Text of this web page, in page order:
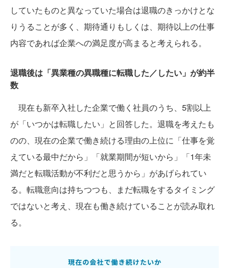
していたものと異なっていた場合は退職のきっかけとな
りうることが多く、期待通りもしくは、期待以上の仕事
内容であれば企業への満足度が高まると考えられる。
退職後は「異業種の異職種に転職した／したい」が約半
数
現在も新卒入社した企業で働く社員のうち、5割以上
が「いつかは転職したい」と回答した。退職を考えたも
のの、現在の企業で働き続ける理由の上位に「仕事を覚
えている最中だから」「就業期間が短いから」「1年未
満だと転職活動が不利だと思うから」があげられてい
る。転職意向は持ちつつも、まだ転職をするタイミング
ではないと考え、現在も働き続けていることが読み取れ
る。